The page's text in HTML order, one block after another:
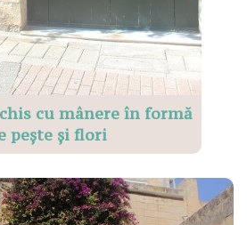
cu mânere în formă
pește și flori